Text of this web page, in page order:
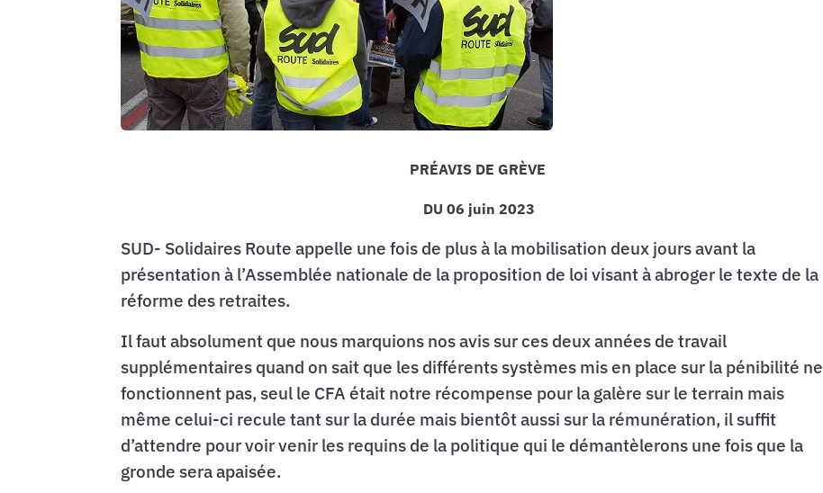
PRÉAVIS DE GRÈVE
DU 06 juin 2023
SUD- Solidaires Route appelle une fois de plus à la mobilisation deux jours avant la
présentation à l’Assemblée nationale de la proposition de loi visant à abroger le texte de la
réforme des retraites.
Il faut absolument que nous marquions nos avis sur ces deux années de travail
supplémentaires quand on sait que les différents systèmes mis en place sur la pénibilité ne
fonctionnent pas, seul le CFA était notre récompense pour la galère sur le terrain mais
même celui-ci recule tant sur la durée mais bientôt aussi sur la rémunération, il suffit
d’attendre pour voir venir les requins de la politique qui le démantèlerons une fois que la
gronde sera apaisée.